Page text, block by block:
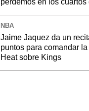
perdemos en los cuartos
NBA
Jaime Jaquez da un
puntos para comandar la
Heat sobre Kings